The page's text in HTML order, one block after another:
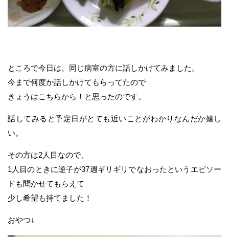
ところで今日は、同じ病室の方に話しかけてみました。
今まで何度か話しかけてもらってたので
きょうはこちらから！と思ったのです。
話してみると予定日がとても近いことがわかりなんだか嬉し
い。
その方は2人目なので、
1人目のときに逆子が37週ギリギリでなおったというエピソー
ドも聞かせてもらえて
少し希望も持てました！
おやつ↓